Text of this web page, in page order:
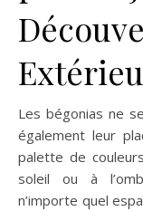
Les bégonias ne
également leur
palette de
soleil ou à
n’importe quel